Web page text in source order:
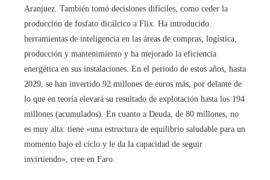
Aranjuez. También tomó decisiones difíciles, como ceder la
producción de fosfato dicálcico a Flix. Ha introducido
herramientas de inteligencia en las áreas de compras, logística,
producción y mantenimiento y ha mejorado la eficiencia
energética en sus instalaciones. En el periodo de estos años, hasta
2029, se han invertido 92 millones de euros más, por delante de
lo que en teoría elevará su resultado de explotación hasta los 194
millones (acumulados). En cuanto a Deuda, de 80 millones, no
es muy alta: tiene «una estructura de equilibrio saludable para un
momento bajo el ciclo y le da la capacidad de seguir
invirtiendo», cree en Faro.